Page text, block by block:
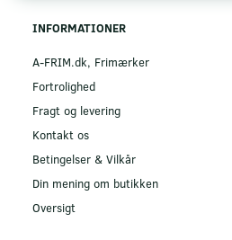
INFORMATIONER
A-FRIM.dk, Frimærker
Fortrolighed
Fragt og levering
Kontakt os
Betingelser & Vilkår
Din mening om butikken
Oversigt